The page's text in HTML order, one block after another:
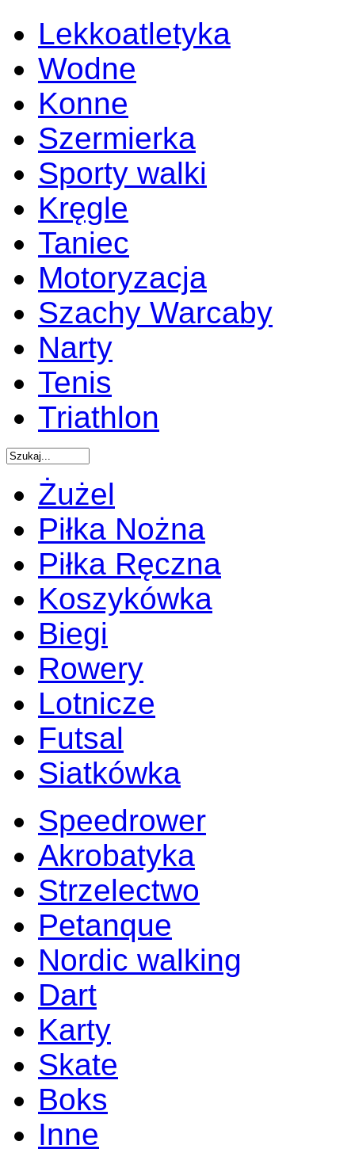
Lekkoatletyka
Wodne
Konne
Szermierka
Sporty walki
Kręgle
Taniec
Motoryzacja
Szachy Warcaby
Narty
Tenis
Triathlon
Żużel
Piłka Nożna
Piłka Ręczna
Koszykówka
Biegi
Rowery
Lotnicze
Futsal
Siatkówka
Speedrower
Akrobatyka
Strzelectwo
Petanque
Nordic walking
Dart
Karty
Skate
Boks
Inne